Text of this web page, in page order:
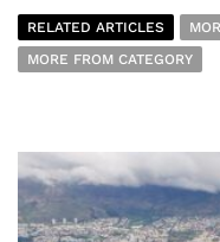
RELATED ARTICLES
MORE FROM CATEGORY